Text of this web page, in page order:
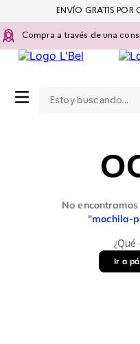
Compra a través de una
ENVÍO GRATIS POR
No
"mochila-
¿Qué
Ir a